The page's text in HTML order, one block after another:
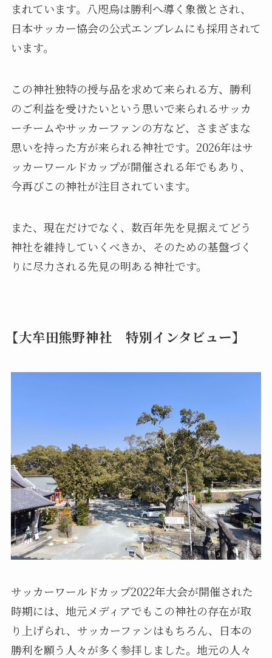
まれています。八咫烏は勝利へ導く象徴とされ、
日本サッカー協会の公式エンブレムにも採用されて
います。
この神社独特の授与品を求めて来られる方、勝利
のご利益を受けたいという思いで来られるサッカ
ーチームやサッカーファンの方など、さまざまな
思いを持った方が来られる神社です。2026年はサ
ッカーワールドカップが開催される年でもあり、
今再びこの神社が注目されています。
また、現在だけでなく、数百年先を見据えてどう
神社を維持していくべきか、そのための基盤づく
りに尽力される先見の明ある神社です。
【大牟田熊野神社 特別インタビュー】
サッカーワールドカップ2022年大会が開催された
時期には、地元メディアでもこの神社の存在が取
り上げられ、サッカーファンはもちろん、日本の
勝利を願う人々が多く参拝しました。地元の人々